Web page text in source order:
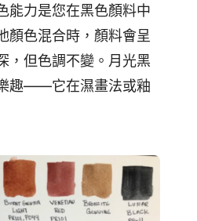
能力是您在黑色顏料中
顏色混合時，顏料會呈
，但色調不變。月光黑
趣——它在濕畫法或釉